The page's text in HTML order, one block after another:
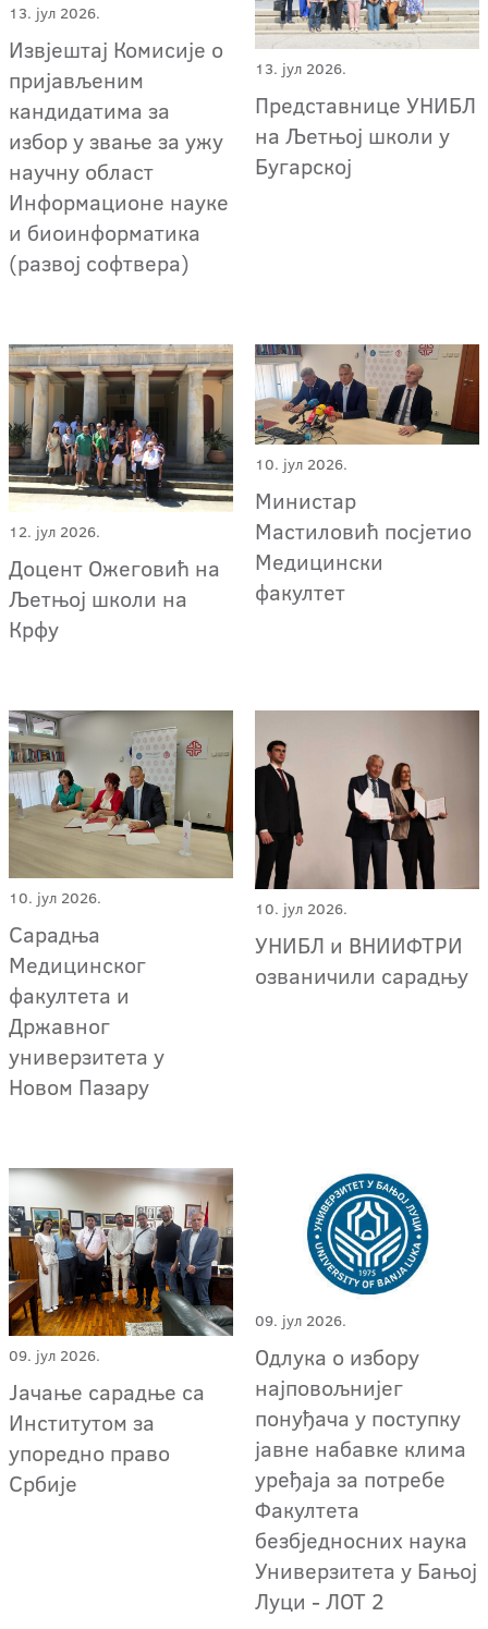
13. јул 2026.
Извјештај Комисије о
пријављеним
кандидатима за
избор у звање за ужу
научну област
Информационе науке
и биоинформатика
(развој софтвера)
13. јул 2026.
Представнице УНИБЛ
на Љетњој школи у
Бугарској
12. јул 2026.
Доцент Ожеговић на
Љетњој школи на
Крфу
10. јул 2026.
Министар
Мастиловић посјетио
Медицински
факултет
10. јул 2026.
Сарадња
Медицинског
факултета и
Државног
универзитета у
Новом Пазару
10. јул 2026.
УНИБЛ и ВНИИФТРИ
озваничили сарадњу
09. јул 2026.
Јачање сарадње са
Институтом за
упоредно право
Србије
09. јул 2026.
Одлука о избору
најповољнијег
понуђача у поступку
јавне набавке клима
уређаја за потребе
Факултета
безбједносних наука
Универзитета у Бањој
Луци - ЛОТ 2